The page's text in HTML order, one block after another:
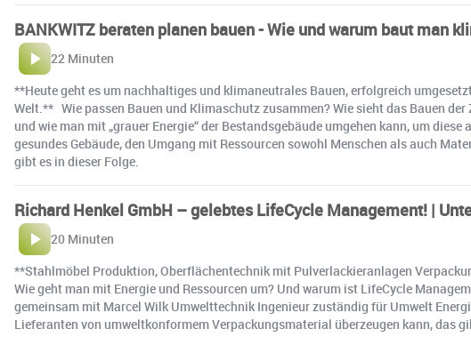
BANKWITZ beraten planen bauen - Wie und warum baut man
22 Minuten
**Heute geht es um nachhaltiges und klimaneutrales Bauen, erfolgreich
Welt.** Wie passen Bauen und Klimaschutz zusammen? Wie sieht das Bauen
und wie man mit „grauer Energie“ der Bestandsgebäude umgehen kann, um
gesundes Gebäude, den Umgang mit Ressourcen sowohl Menschen als auch
gibt es in dieser Folge.
Richard Henkel GmbH – gelebtes LifeCycle Management! |
20 Minuten
**Stahlmöbel Produktion, Oberflächentechnik mit Pulverlackieranlagen
Wie geht man mit Energie und Ressourcen um? Und warum ist LifeCycle
gemeinsam mit Marcel Wilk Umwelttechnik Ingenieur zuständig für Umwelt
Lieferanten von umweltkonformem Verpackungsmaterial überzeugen kann, das